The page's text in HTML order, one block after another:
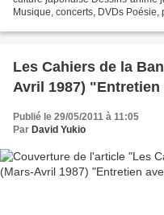
Musique, concerts, DVDs
Les Cahiers de la
Avril 1987)
Publié le 29/05/2011 à 11:05
Par David Yukio